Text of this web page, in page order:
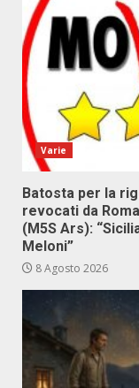
Varie
Batosta per la
revocati da
(M5S Ars):
Meloni”
8 Agosto 2026